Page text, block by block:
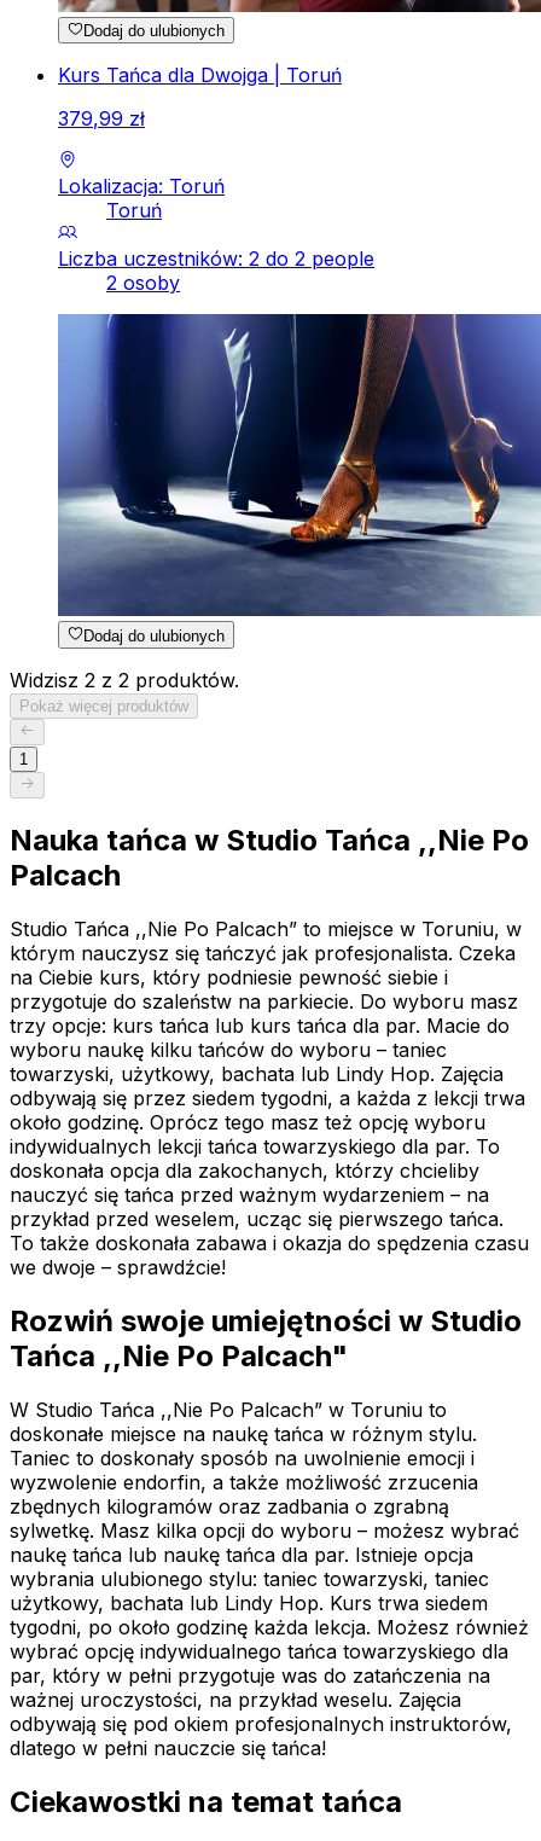
Dodaj do ulubionych
Kurs Tańca dla Dwojga | Toruń
379,99 zł
Lokalizacja: Toruń
Toruń
Liczba uczestników: 2 do 2 people
2 osoby
Dodaj do ulubionych
Widzisz 2 z 2 produktów.
Pokaż więcej produktów
1
Nauka tańca w Studio Tańca ,,Nie Po
Palcach
Studio Tańca ,,Nie Po Palcach” to miejsce w Toruniu, w
którym nauczysz się tańczyć jak profesjonalista. Czeka
na Ciebie kurs, który podniesie pewność siebie i
przygotuje do szaleństw na parkiecie. Do wyboru masz
trzy opcje: kurs tańca lub kurs tańca dla par. Macie do
wyboru naukę kilku tańców do wyboru – taniec
towarzyski, użytkowy, bachata lub Lindy Hop. Zajęcia
odbywają się przez siedem tygodni, a każda z lekcji trwa
około godzinę. Oprócz tego masz też opcję wyboru
indywidualnych lekcji tańca towarzyskiego dla par. To
doskonała opcja dla zakochanych, którzy chcieliby
nauczyć się tańca przed ważnym wydarzeniem – na
przykład przed weselem, ucząc się pierwszego tańca.
To także doskonała zabawa i okazja do spędzenia czasu
we dwoje – sprawdźcie!
Rozwiń swoje umiejętności w Studio
Tańca ,,Nie Po Palcach"
W Studio Tańca ,,Nie Po Palcach” w Toruniu to
doskonałe miejsce na naukę tańca w różnym stylu.
Taniec to doskonały sposób na uwolnienie emocji i
wyzwolenie endorfin, a także możliwość zrzucenia
zbędnych kilogramów oraz zadbania o zgrabną
sylwetkę. Masz kilka opcji do wyboru – możesz wybrać
naukę tańca lub naukę tańca dla par. Istnieje opcja
wybrania ulubionego stylu: taniec towarzyski, taniec
użytkowy, bachata lub Lindy Hop. Kurs trwa siedem
tygodni, po około godzinę każda lekcja. Możesz również
wybrać opcję indywidualnego tańca towarzyskiego dla
par, który w pełni przygotuje was do zatańczenia na
ważnej uroczystości, na przykład weselu. Zajęcia
odbywają się pod okiem profesjonalnych instruktorów,
dlatego w pełni nauczcie się tańca!
Ciekawostki na temat tańca